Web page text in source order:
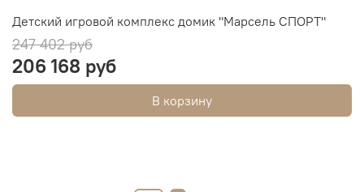
Детский игровой комплекс домик "Марсель СПОРТ"
247 402 руб
206 168 руб
В корзину